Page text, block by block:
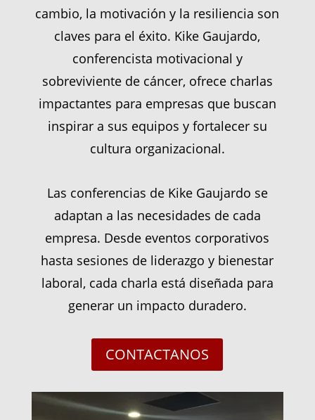
cambio, la motivación y la resiliencia son
claves para el éxito. Kike Gaujardo,
conferencista motivacional y
sobreviviente de cáncer, ofrece charlas
impactantes para empresas que buscan
inspirar a sus equipos y fortalecer su
cultura organizacional.
Las conferencias de Kike Gaujardo se
adaptan a las necesidades de cada
empresa. Desde eventos corporativos
hasta sesiones de liderazgo y bienestar
laboral, cada charla está diseñada para
generar un impacto duradero.
CONTACTANOS